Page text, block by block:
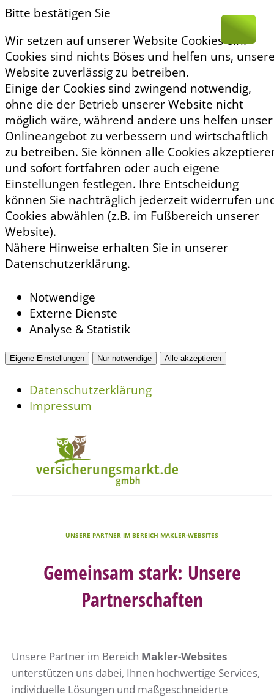
Bitte bestätigen Sie
Wir setzen auf unserer Website Cookies ein.
Cookies sind nichts Böses und helfen uns,
Website zuverlässig zu betreiben.
Einige der Cookies sind zwingend notwendig,
ohne die der Betrieb unserer Website nicht
möglich wäre, während andere uns helfen unser
Onlineangebot zu verbessern und wirtschaftlich
zu betreiben. Sie können alle Cookies
und sofort fortfahren oder auch eigene
Einstellungen festlegen. Ihre Entscheidung
können Sie nachträglich jederzeit widerrufen
Cookies abwählen (z.B. im Fußbereich unserer
Website).
Nähere Hinweise erhalten Sie in unserer
Datenschutzerklärung.
Notwendige
Externe Dienste
Analyse & Statistik
Eigene Einstellungen Nur notwendige Alle akzeptieren
Datenschutzerklärung
Impressum
UNSERE PARTNER IM BEREICH MAKLER-WEBSITES
Gemeinsam stark: Unsere
Partnerschaften
Unsere Partner im Bereich Makler-Websites
unterstützen uns dabei, Ihnen hochwertige Services,
individuelle Lösungen und maßgeschneiderte